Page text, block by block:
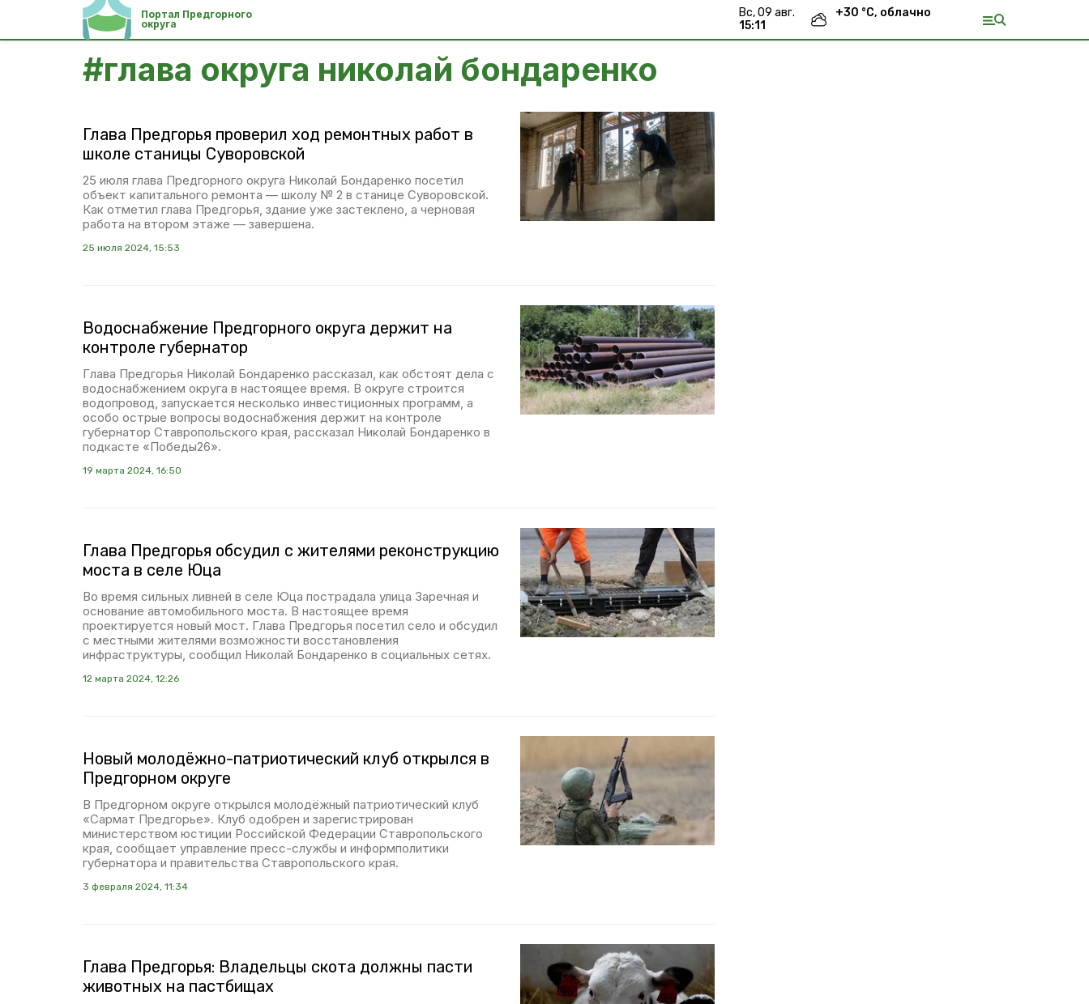
Портал Предгорного
округа
вс, 09 авг.
15:11
+30 °С, облачно
#глава округа николай бондаренко
Глава Предгорья проверил ход ремонтных работ в
школе станицы Суворовской
25 июля глава Предгорного округа Николай Бондаренко посетил
объект капитального ремонта — школу № 2 в станице Суворовской.
Как отметил глава Предгорья, здание уже застеклено, а черновая
работа на втором этаже — завершена.
25 июля 2024, 15:53
Водоснабжение Предгорного округа держит на
контроле губернатор
Глава Предгорья Николай Бондаренко рассказал, как обстоят дела с
водоснабжением округа в настоящее время. В округе строится
водопровод, запускается несколько инвестиционных программ, а
особо острые вопросы водоснабжения держит на контроле
губернатор Ставропольского края, рассказал Николай Бондаренко в
подкасте «Победы26».
19 марта 2024, 16:50
Глава Предгорья обсудил с жителями реконструкцию
моста в селе Юца
Во время сильных ливней в селе Юца пострадала улица Заречная и
основание автомобильного моста. В настоящее время
проектируется новый мост. Глава Предгорья посетил село и обсудил
с местными жителями возможности восстановления
инфраструктуры, сообщил Николай Бондаренко в социальных сетях.
12 марта 2024, 12:26
Новый молодёжно-патриотический клуб открылся в
Предгорном округе
В Предгорном округе открылся молодёжный патриотический клуб
«Сармат Предгорье». Клуб одобрен и зарегистрирован
министерством юстиции Российской Федерации Ставропольского
края, сообщает управление пресс-службы и информполитики
губернатора и правительства Ставропольского края.
3 февраля 2024, 11:34
Глава Предгорья: Владельцы скота должны пасти
животных на пастбищах